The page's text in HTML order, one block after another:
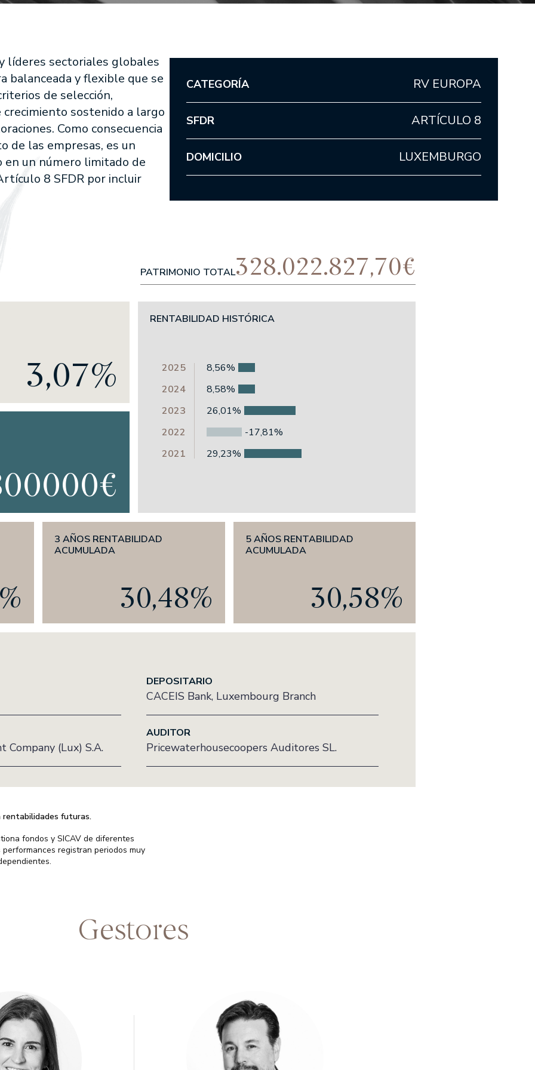
Spanish Equity
Fund
American Equity
Growth
Global
FI
FI
Yield Short
18 meses FI
Fund
S.A.
S.A., SICAV
PRENSA
NUESTROS INFORMES
Fund
EDM International - Alterna Renta
Fija
líderes sectoriales globales
balanceada y flexible que se
de selección,
sostenido a largo
Como consecuencia
de las empresas, es un
en un número limitado de
8 SFDR por incluir
CATEGORÍA RV EUROPA
SFDR ARTÍCULO 8
DOMICILIO LUXEMBURGO
PATRIMONIO TOTAL328.022.827,70€
3,07%
RENTABILIDAD HISTÓRICA
2025
8,56%
2024
8,58%
2023
26,01%
2022
-17,81%
2021
29,23%
3 AÑOS RENTABILIDAD
ACUMULADA
30,48%
5 AÑOS RENTABILIDAD
ACUMULADA
30,58%
DEPOSITARIO
CACEIS Bank, Luxembourg Branch
Company (Lux) S.A.
AUDITOR
Pricewaterhousecoopers Auditores SL.
rentabilidades futuras.
fondos y SICAV de diferentes
registran periodos muy
Gestores
Licenciado en Ciencias Económicas y